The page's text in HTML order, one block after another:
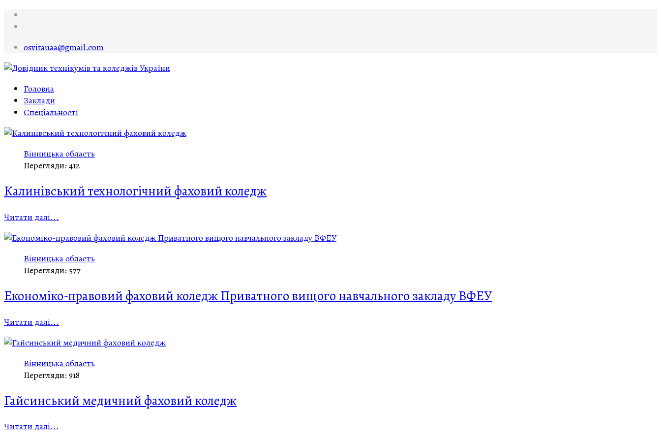
osvitauaa@gmail.com
Головна
Заклади
Спеціальності
Вінницька область
Перегляди: 412
Калинівський технологічний фаховий коледж
Читати далі...
Вінницька область
Перегляди: 577
Економіко-правовий фаховий коледж Приватного вищого навчального закладу ВФЕУ
Читати далі...
Вінницька область
Перегляди: 918
Гайсинський медичний фаховий коледж
Читати далі...